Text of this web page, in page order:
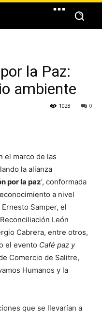
la Paz:
ambiente
0
1028
el marco de las
la alianza
por la paz’, conformada
a nivel
Samper, el
León
Cabrera, entre otros,
el evento Café paz y
Comercio de Salitre,
Humanos y la
que se llevarían a